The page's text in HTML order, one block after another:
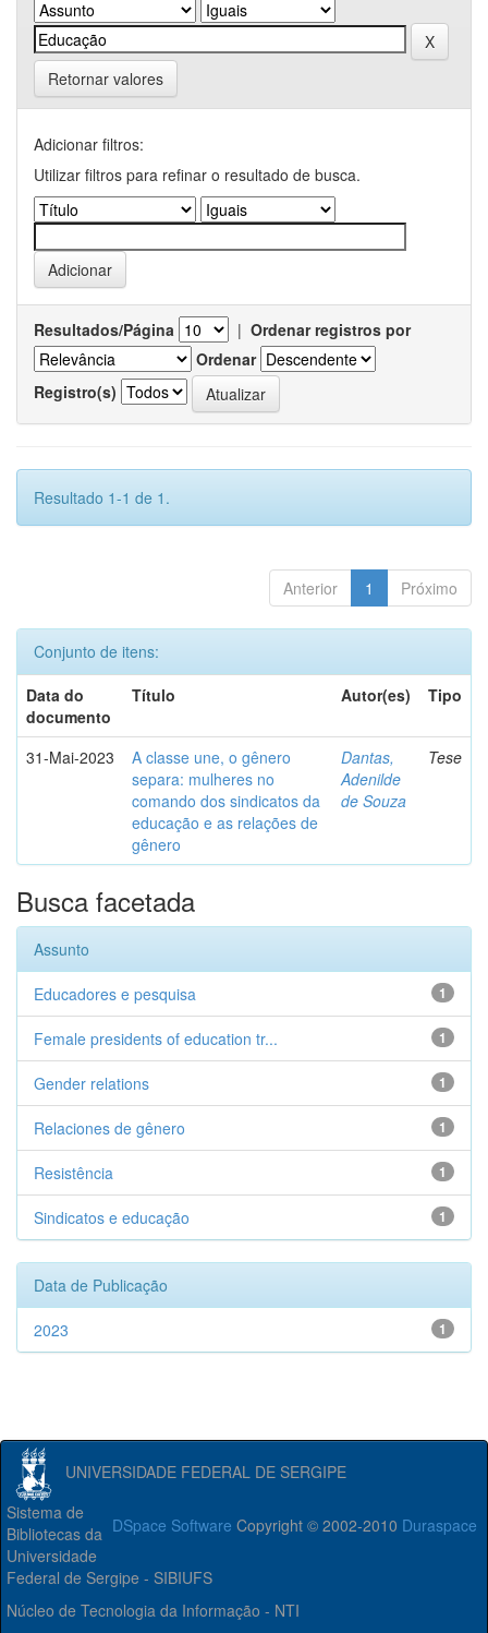
Retornar valores
Adicionar filtros:
Utilizar filtros para refinar o resultado de busca.
Resultados/Página | Ordenar registros por
Ordenar
Registro(s)
Resultado 1-1 de 1.
Anterior 1 Próximo
Conjunto de itens:
Data do
documento
Título Autor(es) Tipo
31-Mai-2023
A classe une, o gênero
separa: mulheres no
comando dos sindicatos da
educação e as relações de
gênero
Dantas,
Adenilde
de Souza
Tese
Busca facetada
Assunto
1
Educadores e pesquisa
1
Female presidents of education tr...
1
Gender relations
1
Relaciones de gênero
1
Resistência
1
Sindicatos e educação
Data de Publicação
1
2023
UNIVERSIDADE FEDERAL DE SERGIPE
DSpace Software Copyright © 2002-2010 Duraspace
Sistema de
Bibliotecas da
Universidade
Federal de Sergipe - SIBIUFS
Núcleo de Tecnologia da Informação - NTI